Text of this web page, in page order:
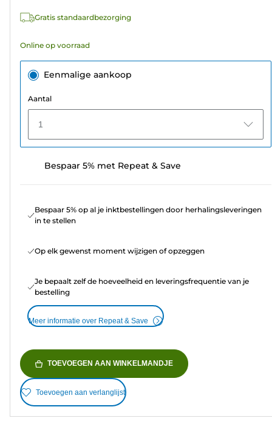
beoordelingen
Gratis standaardbezorging
Online op voorraad
Eenmalige aankoop
Aantal
1
Bespaar 5% met Repeat & Save
Bespaar 5% op al je inktbestellingen door herhalingsleveringen
in te stellen
Op elk gewenst moment wijzigen of opzeggen
Je bepaalt zelf de hoeveelheid en leveringsfrequentie van je
bestelling
Meer informatie over Repeat & Save
TOEVOEGEN AAN WINKELMANDJE
Toevoegen aan verlanglijst